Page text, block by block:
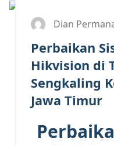
Dian
Perbaikan
Hikvision di
Sengkaling
Jawa Timur